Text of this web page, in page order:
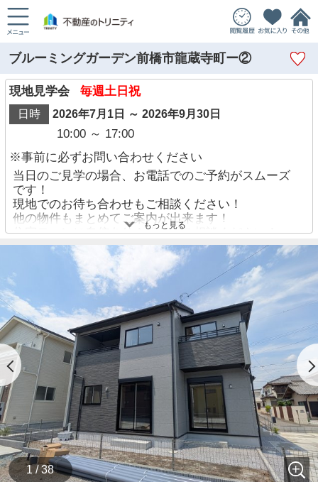
ブルーミングガーデン前橋市龍蔵寺町ー②
現地見学会 毎週土日祝
日時 2026年7月1日 ～ 2026年9月30日
10:00 ～ 17:00
※事前に必ずお問い合わせください
当日のご見学の場合、お電話でのご予約がスムーズ
です！
現地でのお待ち合わせもご相談ください！
他の物件もまとめてご案内が出来ます！
住宅ローンに自信あり！迷わずご相談ください！
もっと見る
1 / 38